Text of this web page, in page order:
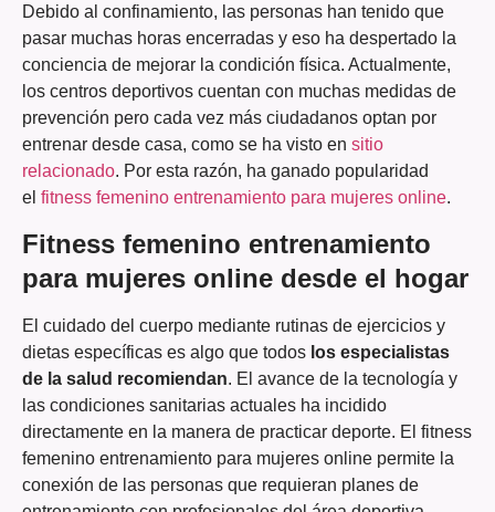
Debido al confinamiento, las personas han tenido que
pasar muchas horas encerradas y eso ha despertado la
conciencia de mejorar la condición física. Actualmente,
los centros deportivos cuentan con muchas medidas de
prevención pero cada vez más ciudadanos optan por
entrenar desde casa, como se ha visto en sitio
relacionado. Por esta razón, ha ganado popularidad
el fitness femenino entrenamiento para mujeres online.
Fitness femenino entrenamiento
para mujeres online desde el hogar
El cuidado del cuerpo mediante rutinas de ejercicios y
dietas específicas es algo que todos los especialistas
de la salud recomiendan. El avance de la tecnología y
las condiciones sanitarias actuales ha incidido
directamente en la manera de practicar deporte. El fitness
femenino entrenamiento para mujeres online permite la
conexión de las personas que requieran planes de